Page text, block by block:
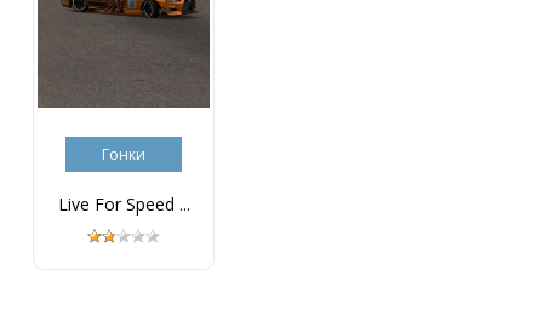
Гонки
Live For Speed ...